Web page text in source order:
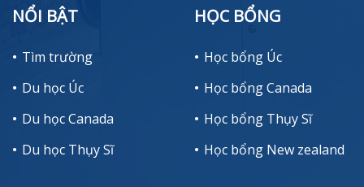
NỔI BẬT
Tìm trường
Du học Úc
Du học Canada
Du học Thụy Sĩ
HỌC BỔNG
Học bổng Úc
Học bổng Canada
Học bổng Thụy Sĩ
Học bổng New zealand